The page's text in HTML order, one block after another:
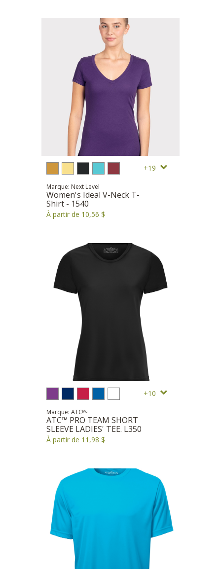
19
Marque: Next Level
Women's Ideal V-Neck T-
Shirt - 1540
À partir de 10,56 $
10
Marque: ATCᴹᶜ
ATC™ PRO TEAM SHORT
SLEEVE LADIES' TEE. L350
À partir de 11,98 $